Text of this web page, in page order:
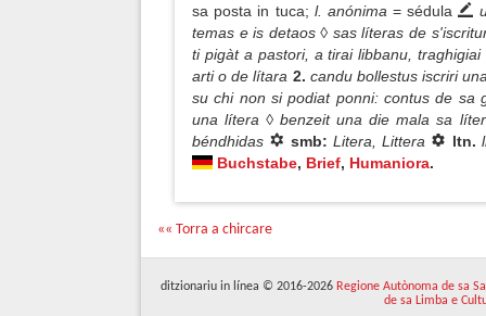
sa posta in tuca; l. anónima= sédula
temas e is detaos ◊ sas líteras de
ti pigàt a pastori, a tirai libbanu,
arti o de lítara 2. candu bollestus iscriri
su chi non si podiat ponni: contus de sa
una lítera ◊ benzeit una die mala sa
béndhidas
smb: Litera, Littera ltn.
Buchstabe, Brief, Humaniora.
«« Torra a chircare
ditzionariu in línea © 2016-2026 Regione Autònoma de sa
de sa Limba e